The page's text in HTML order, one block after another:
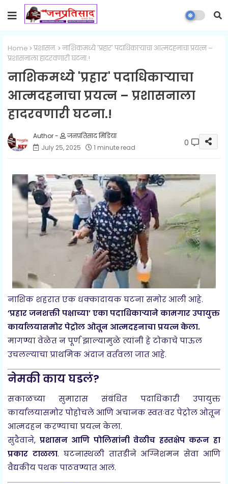
Home प्रशासन.
नाशिकमध्ये 'प्रहार' पदाधिकाऱ्याचा आत्मदहनाचा प्रयत्न –
प्रशासनाला हादरवणारी घटना.!
नाशिकमध्ये 'प्रहार' पदाधिकाऱ्याचा
आत्मदहनाचा प्रयत्न – प्रशासनाला
हादरवणारी घटना.!
जनप्रतिसाद मिडिया
July 25, 2025
1 minute read 0
नाशिक शहरात एक धक्कादायक घटना समोर आली आहे.
‘प्रहार जनशक्ती पक्षाच्या’ एका पदाधिकाऱ्याने कामगार उपायुक्त
कार्यालयासमोर पेट्रोल ओतून आत्मदहनाचा प्रयत्न केला.
मागण्या वेळेत न पूर्ण झाल्यामुळे त्यांनी हे टोकाचे पाऊल
उचलल्याचा प्राथमिक अंदाज वर्तवला जात आहे.
नेमकी काय घडलं?
सकाळच्या सुमारास संबंधित पदाधिकारी उपायुक्त
कार्यालयासमोर पोहोचले आणि अचानक स्वतःवर पेट्रोल ओतून
आत्मदहन करण्याचा प्रयत्न केला.
सुदैवाने, प्रशासन आणि पोलिसांनी वेळीच हस्तक्षेप करून हा
प्रकार टाळला. घटनास्थळी तातडीने अग्निशमन सेवा आणि
वैद्यकीय पथक पाठवण्यात आलं.